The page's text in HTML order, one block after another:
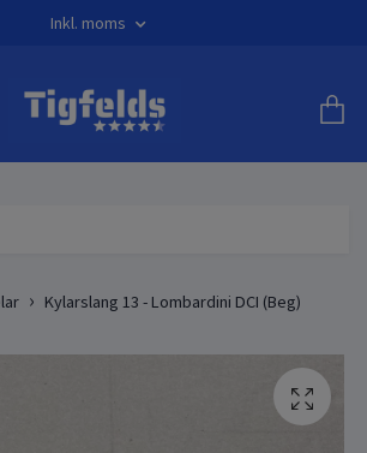
Inkl. moms
Kylarslang 13 - Lombardini DCI (Beg)